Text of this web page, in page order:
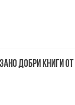
добри книги от